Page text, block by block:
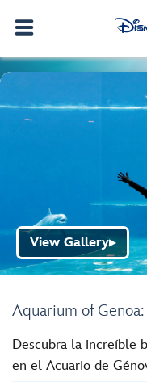
Aquarium of
View Gallery▶
Descubra la increíble
en el Acuario de